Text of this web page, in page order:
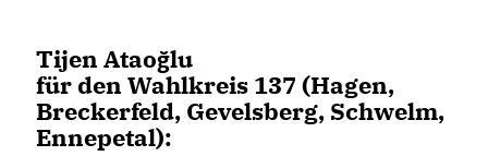
Tijen Ataoğlu
für den Wahlkreis 137 (Hagen,
Breckerfeld, Gevelsberg, Schwelm,
Ennepetal):